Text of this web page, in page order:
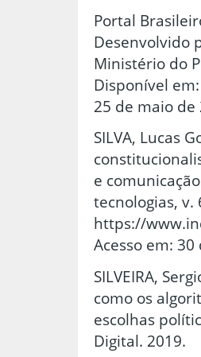
Portal
Desenvolvido
Ministério do
Disponível
25 de maio de
SILVA, Lucas
e
tecnologias, v.
https://
Acesso em:
SILVEIRA,
como os
escolhas
Digital. 2019.